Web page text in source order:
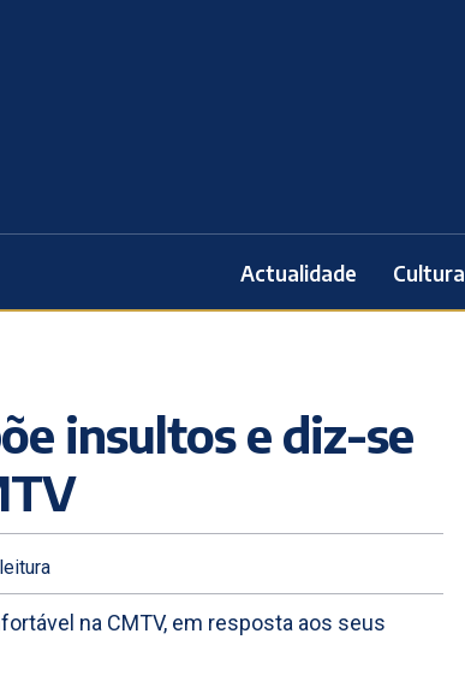
Actualidade Cultura
insultos e diz-se
na CMTV, em resposta aos seus